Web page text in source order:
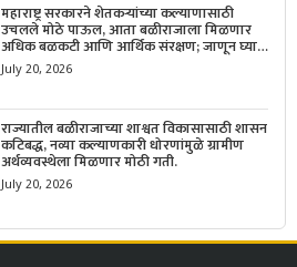
महाराष्ट्र सरकारने शेतकऱ्यांच्या कल्याणासाठी
उचलले मोठे पाऊल, आता बळीराजाला मिळणार
अधिक बळकटी आणि आर्थिक संरक्षण; जाणून घ्या
सरकारचा नवा संकल्प.
July 20, 2026
राज्यातील बळीराजाच्या शाश्वत विकासासाठी शासन
कटिबद्ध, नव्या कल्याणकारी धोरणांमुळे ग्रामीण
अर्थव्यवस्थेला मिळणार मोठी गती.
July 20, 2026